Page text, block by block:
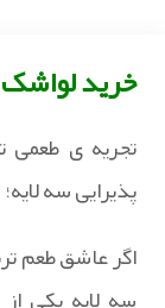
خرید
تجریه ی طعمی
پذیرایی سه لایه؛
اگر عاشق طعم